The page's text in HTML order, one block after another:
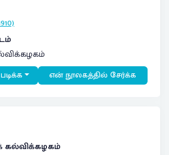
படிக்க என் நூலகத்தில் சேர்க்க